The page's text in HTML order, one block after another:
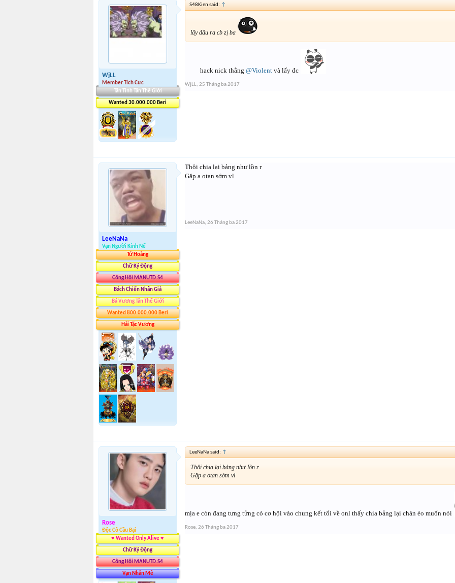
WjLL
Member Tích Cực
Tân Tinh Tân Thế Giới
Wanted 30.000.000 Beri
S48Kien said: ↑
lấy đâu ra cb zị ba
hack nick thằng @Violent và lấy đc
WjLL, 25 Tháng ba 2017
LeeNaNa
Vạn Người Kính Nể
Tứ Hoàng
Chữ Ký Động
Công Hội MANUTD.S4
Bách Chiến Nhẫn Giả
Bá Vương Tân Thế Giới
Wanted 800.000.000 Beri
Hải Tặc Vương
Thôi chia lại bảng như lồn r
Gặp a otan sớm vl
LeeNaNa, 26 Tháng ba 2017
Rose
Độc Cô Cầu Bại
♥ Wanted Only Alive ♥
Chữ Ký Động
Công Hội MANUTD.S4
Vạn Nhân Mê
LeeNaNa said: ↑
Thôi chia lại bảng như lồn r
Gặp a otan sớm vl
mịa e còn đang tưng tửng có cơ hội vào chung kết tối về onl thấy chia bảng lại chán éo muốn nói
Rose, 26 Tháng ba 2017